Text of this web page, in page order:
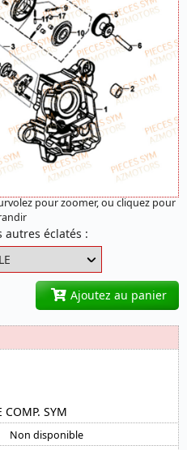
pour zoomer, ou cliquez pour
autres éclatés :
Ajoutez au panier
COMP. SYM
Non disponible